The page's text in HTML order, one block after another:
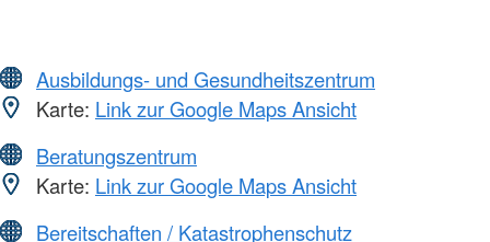
Ausbildungs- und Gesundheitszentrum
Karte: Link zur Google Maps Ansicht
Beratungszentrum
Karte: Link zur Google Maps Ansicht
Bereitschaften / Katastrophenschutz